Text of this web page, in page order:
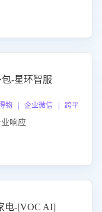
-星环智服
| 企业微信 | 跨平台
业响应
电-[VOC AI]